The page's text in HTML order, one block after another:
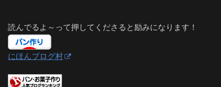
読んでるよ～って押してくださると励みになります！
にほんブログ村